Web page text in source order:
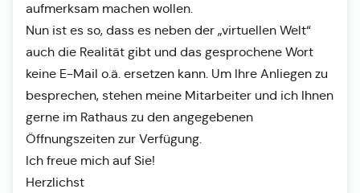
aufmerksam machen wollen.
Nun ist es so, dass es neben der „virtuellen Welt“
auch die Realität gibt und das gesprochene Wort
keine E-Mail o.ä. ersetzen kann. Um Ihre Anliegen zu
besprechen, stehen meine Mitarbeiter und ich Ihnen
gerne im Rathaus zu den angegebenen
Öffnungszeiten zur Verfügung.
Ich freue mich auf Sie!
Herzlichst